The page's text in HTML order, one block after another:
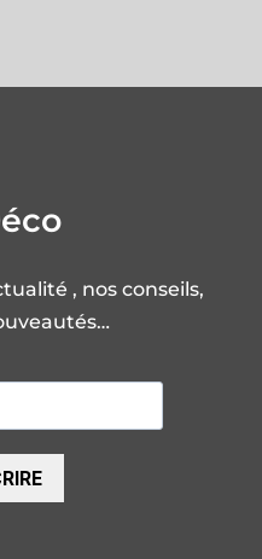
, nos conseils,